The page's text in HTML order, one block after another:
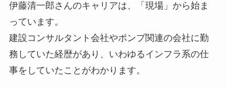
伊藤清一郎さんのキャリアは、「現場」から始ま
っています。
建設コンサルタント会社やポンプ関連の会社に勤
務していた経歴があり、いわゆるインフラ系の仕
事をしていたことがわかります。